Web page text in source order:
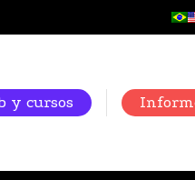
y cursos